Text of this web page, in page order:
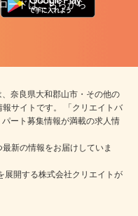
ードはこちらから
、奈良県大和郡山市・その他の
サイトです。 「クリエイトバ
ート募集情報が満載の求人情
新の情報をお届けしていま
展開する株式会社クリエイトが